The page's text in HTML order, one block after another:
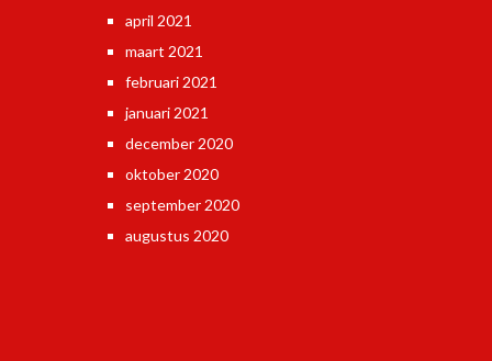
april 2021
maart 2021
februari 2021
januari 2021
december 2020
oktober 2020
september 2020
augustus 2020